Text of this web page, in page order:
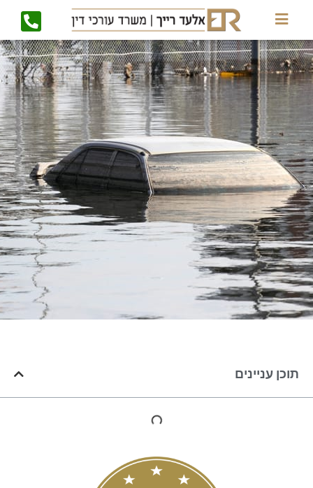
תוכן עניינים